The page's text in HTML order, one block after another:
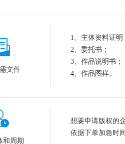
文件
1、主体资料证明
2、委托书；
3、作品说明书；
4、作品图样。
和周期
想要申请版权的
依据下单加急时